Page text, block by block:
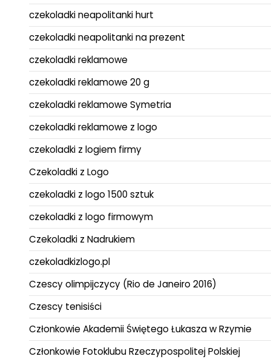
czekoladki neapolitanki hurt
czekoladki neapolitanki na prezent
czekoladki reklamowe
czekoladki reklamowe 20 g
czekoladki reklamowe Symetria
czekoladki reklamowe z logo
czekoladki z logiem firmy
Czekoladki z Logo
czekoladki z logo 1500 sztuk
czekoladki z logo firmowym
Czekoladki z Nadrukiem
czekoladkizlogo.pl
Czescy olimpijczycy (Rio de Janeiro 2016)
Czescy tenisiści
Członkowie Akademii Świętego Łukasza w Rzymie
Członkowie Fotoklubu Rzeczypospolitej Polskiej